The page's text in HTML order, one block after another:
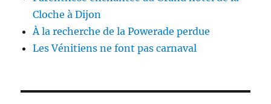
Cloche à Dijon
À la recherche de la Powerade perdue
Les Vénitiens ne font pas carnaval